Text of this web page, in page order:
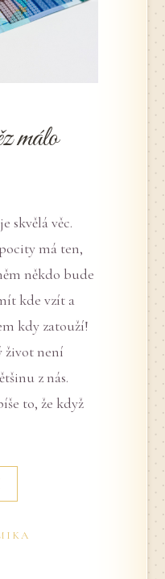
málo
skvělá věc.
má ten,
někdo bude
kde vzít a
kdy zatouží!
život není
z nás.
to, že když